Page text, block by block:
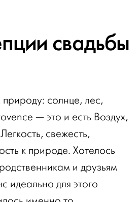
свадьбы
солнце, лес,
— это и есть Воздух,
свежесть,
к природе. Хотелось
и друзьям
идеально для этого